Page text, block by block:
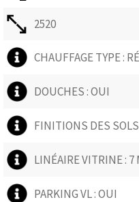
2520
CHAUFFAGE TYPE :
DOUCHES : OUI
FINITIONS DES
LINÉAIRE VITRINE : 7
PARKING VL : OUI